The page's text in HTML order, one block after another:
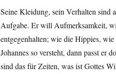
Seine Kleidung, sein Verhalten sind
Aufgabe. Er will Aufmerksamkeit,
entgegenhalten; wie die Hippies,
Johannes so versteht, dann passt er
sind das für Zeiten, was ist Gottes